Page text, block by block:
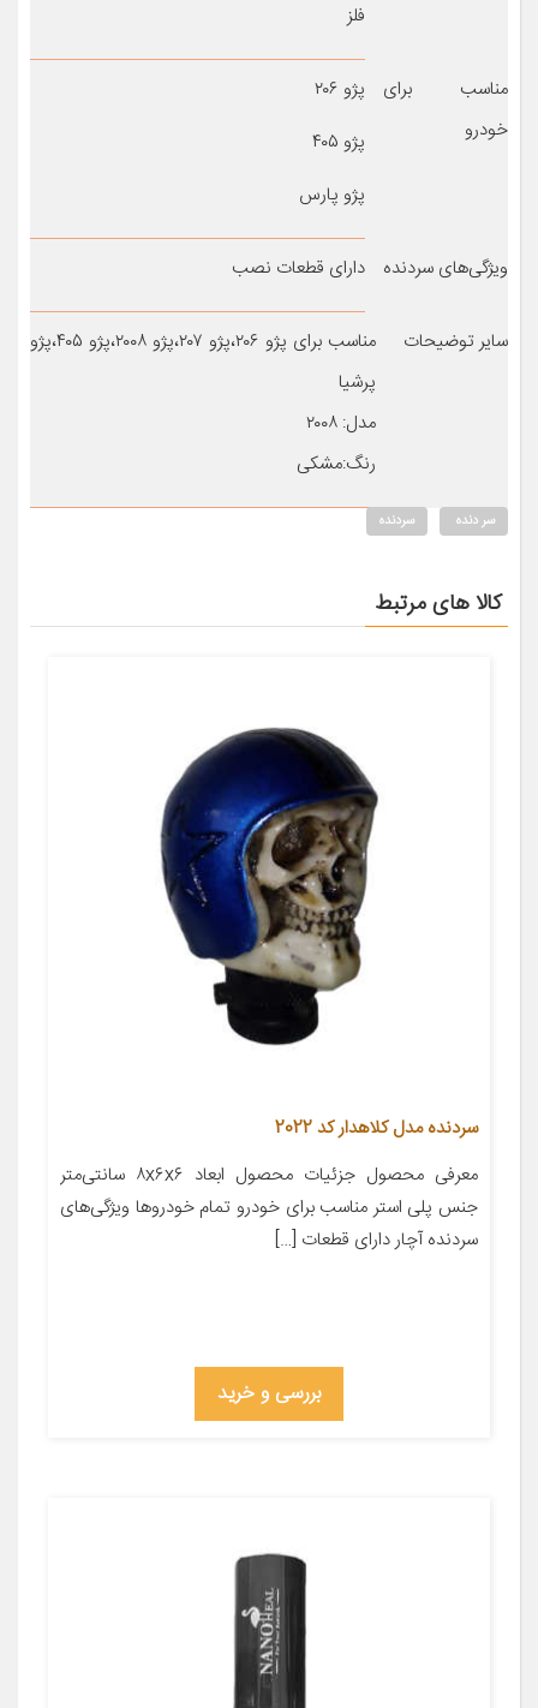
فلز
مناسب برای
خودرو
پژو ۲۰۶
پژو ۴۰۵
پژو پارس
ویژگی‌های سردنده دارای قطعات نصب
سایر توضیحات
مناسب برای پژو ۲۰۶،پژو ۲۰۷،پژو ۲۰۰۸،پژو ۴۰۵،پژو
پرشیا
مدل: ۲۰۰۸
رنگ:مشکی
سر دنده سردنده
کالا های مرتبط
سردنده مدل کلاهدار کد 2022
معرفی محصول جزئیات محصول ابعاد ۸x۶x۶ سانتی‌متر
جنس پلی استر مناسب برای خودرو تمام خودروها ویژگی‌های
سردنده آچار دارای قطعات […]
بررسی و خرید